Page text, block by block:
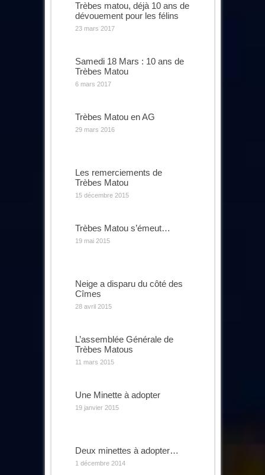
Trèbes matou, déjà 10 ans de
dévouement pour les félins
23 mars 2017
Samedi 18 Mars : 10 ans de
Trèbes Matou
6 mars 2017
Trèbes Matou en AG
29 mars 2016
Les remerciements de
Trèbes Matou
15 décembre 2015
Trèbes Matou s’émeut…
19 mai 2015
Neige a disparu du côté des
Cîmes
28 avril 2015
L’assemblée Générale de
Trèbes Matous
11 mars 2015
Une Minette à adopter
19 janvier 2015
Deux minettes à adopter…
1 décembre 2014